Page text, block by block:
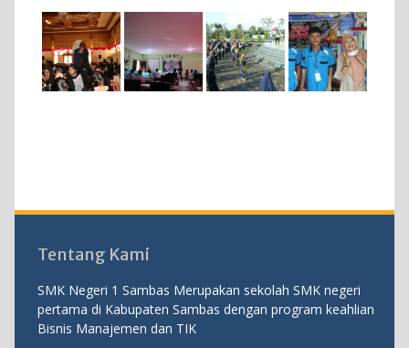
Tentang Kami
SMK Negeri 1 Sambas Merupakan sekolah SMK negeri
pertama di Kabupaten Sambas dengan program keahlian
Bisnis Manajemen dan TIK